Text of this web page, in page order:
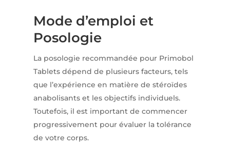
Mode d’emploi et
Posologie
La posologie recommandée pour Primobol
Tablets dépend de plusieurs facteurs, tels
que l’expérience en matière de stéroïdes
anabolisants et les objectifs individuels.
Toutefois, il est important de commencer
progressivement pour évaluer la tolérance
de votre corps.